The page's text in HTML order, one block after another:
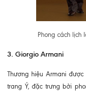
Phong cách lịch
3. Giorgio Armani
Thương hiệu Armani
trang Ý, đặc trưng bởi